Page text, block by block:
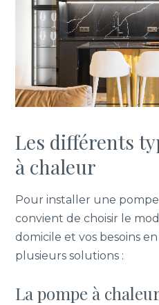
Les différents
à chaleur
Pour installer une pompe
convient de choisir le
domicile et vos besoins en
plusieurs solutions :
La pompe à